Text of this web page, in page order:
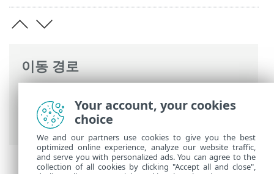
이동 경로
ESET PROTECT 사용>ESET PROTECT 기본
메뉴>알림> 알림 관리
Your account, your cookies
choice
We and our partners use cookies to give you the best
optimized online experience, analyze our website traffic,
and serve you with personalized ads. You can agree to the
collection of all cookies by clicking "Accept all and close",